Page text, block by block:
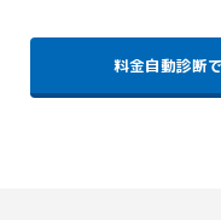
料金自動診断